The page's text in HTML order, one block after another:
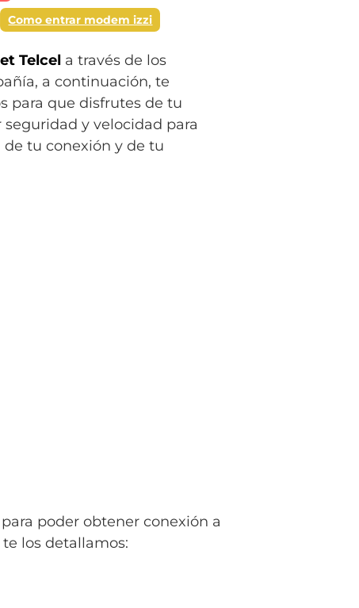
Como entrar modem izzi
Telcel a través de los
a continuación, te
para que disfrutes de tu
y velocidad para
tu conexión y de tu
poder obtener conexión a
los detallamos: